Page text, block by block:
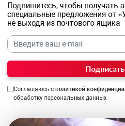
Подпишитесь, чтобы получать
специальные предложения от
не выходя из почтового ящика
Соглашаюсь с политикой
обработку персональных данных